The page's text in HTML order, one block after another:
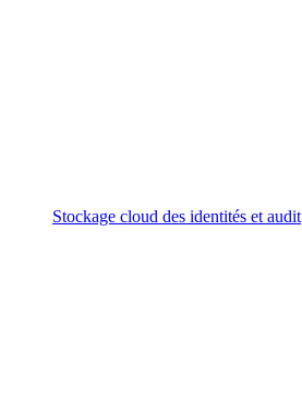
Stockage cloud des identités et audit